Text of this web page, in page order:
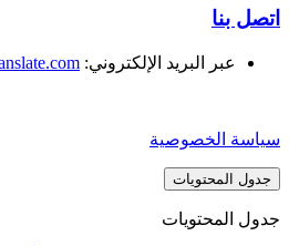
اتصل بنا
عبر البريد الإلكتروني:
سياسة الخصوصية
جدول المحتويات
جدول المحتويات